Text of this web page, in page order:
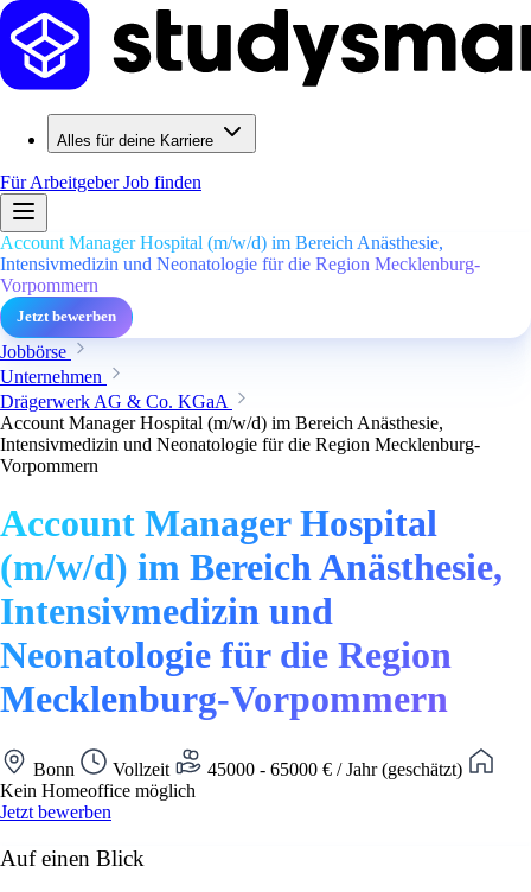
Alles für deine Karriere
Für ArbeitgeberJob finden
Account Manager Hospital (m/w/d) im Bereich Anästhesie,
Intensivmedizin und Neonatologie für die Region Mecklenburg-
Vorpommern
Jetzt bewerben
Jobbörse
Unternehmen
Drägerwerk AG & Co. KGaA
Account Manager Hospital (m/w/d) im Bereich Anästhesie,
Intensivmedizin und Neonatologie für die Region Mecklenburg-
Vorpommern
Account Manager Hospital
(m/w/d) im Bereich Anästhesie,
Intensivmedizin und
Neonatologie für die Region
Mecklenburg-Vorpommern
Bonn Vollzeit
45000 - 65000 € / Jahr (geschätzt)
Kein Homeoffice möglich
Jetzt bewerben
Auf einen Blick